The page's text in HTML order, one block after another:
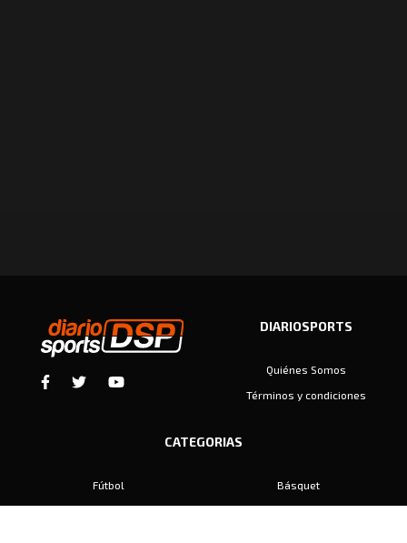
DIARIOSPORTS
Quiénes Somos
Términos y condiciones
CATEGORIAS
Fútbol
Básquet